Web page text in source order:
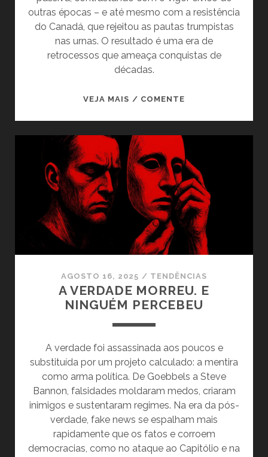
outras épocas – e até mesmo com a resistência
do Canadá, que rejeitou as pautas trumpistas
nas urnas. O resultado é uma era de
retrocessos que ameaça conquistas de
décadas.
VEJA MAIS / COMENTEA
STICK:
COMO
CHEGAMOS
À
ERA
DOS
RETROCESSOS
AGOSTO 16, 2025 / TENDÊNCIAS
A VERDADE MORREU. E
NINGUÉM PERCEBEU
A verdade foi assassinada aos poucos e
substituída por um projeto calculado: a mentira
como arma política. De Goebbels a Steve
Bannon, falsidades moldaram medos, criaram
inimigos e sustentaram regimes. Na era da pós-
verdade, fake news se espalham mais
rapidamente que os fatos e corroem
democracias, como no ataque ao Capitólio e na